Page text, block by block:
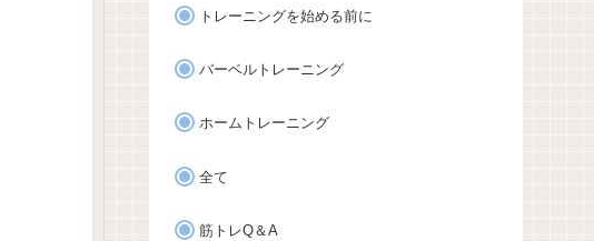
トレーニングを始める前に
バーベルトレーニング
ホームトレーニング
全て
筋トレQ＆A